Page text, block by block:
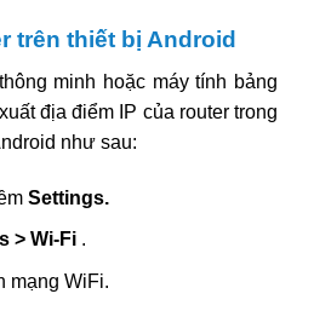
trên thiết bị Android
minh hoặc máy tính bảng
địa điểm IP của router trong
như sau:
Settings.
> Wi-Fi .
mạng WiFi.